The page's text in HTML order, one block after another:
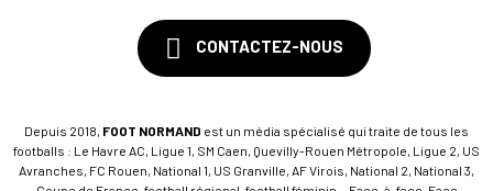
CONTACTEZ-NOUS
Depuis 2018, FOOT NORMAND est un média spécialisé qui traite de tous les
footballs : Le Havre AC, Ligue 1, SM Caen, Quevilly-Rouen Métropole, Ligue 2, US
Avranches, FC Rouen, National 1, US Granville, AF Virois, National 2, National 3,